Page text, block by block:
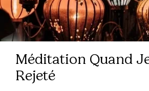
Loading...
Méditation Quand
Rejeté